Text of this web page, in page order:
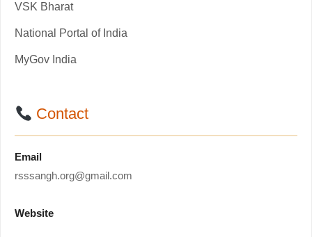
VSK Bharat
National Portal of India
MyGov India
Contact
Email
rsssangh.org@gmail.com
Website